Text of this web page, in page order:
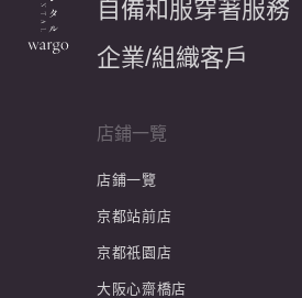
自備和服穿著服務
企業/組織客戶
店鋪一覽
店鋪一覽
京都站前店
京都祇園店
大阪心齋橋店